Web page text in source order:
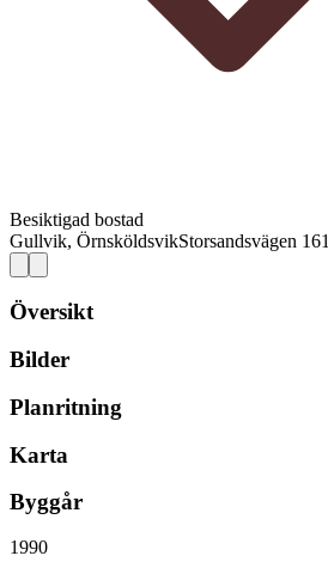
Besiktigad bostad
Gullvik, ÖrnsköldsvikStorsandsvägen 161
Översikt
Bilder
Planritning
Karta
Byggår
1990